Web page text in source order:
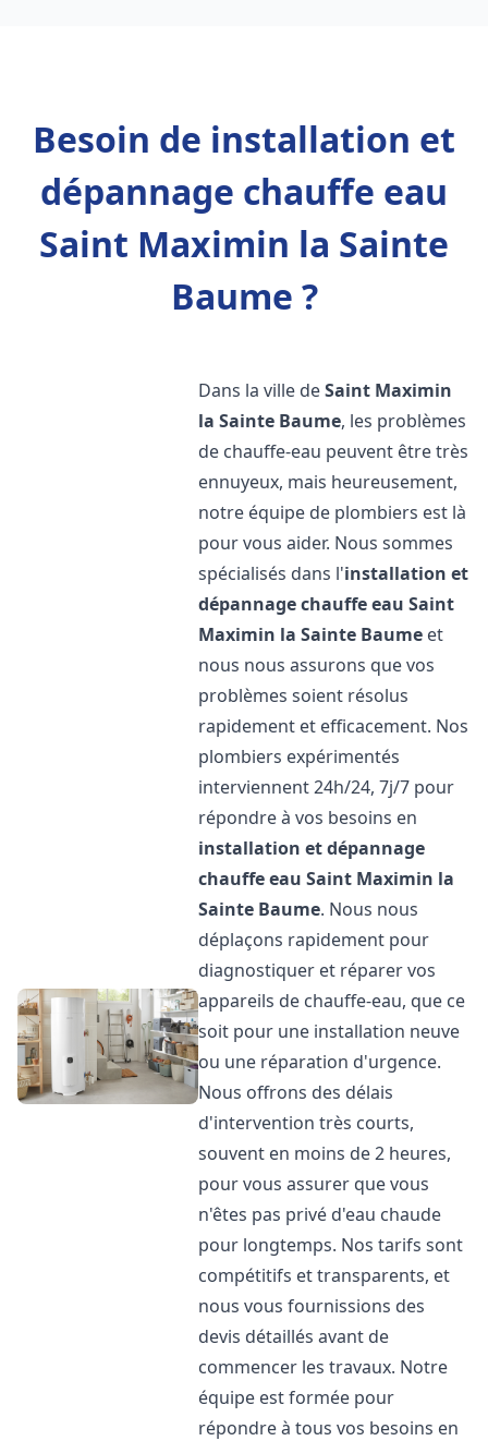
Besoin de installation et
dépannage chauffe eau
Saint Maximin la Sainte
Baume ?
Dans la ville deSaint Maximin
la Sainte Baume, les problèmes
de chauffe-eau peuvent être très
ennuyeux, mais heureusement,
notre équipe de plombiers est là
pour vous aider. Nous sommes
spécialisés dans l'installation et
dépannage chauffe eau Saint
Maximin la Sainte Baume et
nous nous assurons que vos
problèmes soient résolus
rapidement et efficacement. Nos
plombiers expérimentés
interviennent 24h/24, 7j/7 pour
répondre à vos besoins en
installation et dépannage
chauffe eau Saint Maximin la
Sainte Baume. Nous nous
déplaçons rapidement pour
diagnostiquer et réparer vos
appareils de chauffe-eau, que ce
soit pour une installation neuve
ou une réparation d'urgence.
Nous offrons des délais
d'intervention très courts,
souvent en moins de 2 heures,
pour vous assurer que vous
n'êtes pas privé d'eau chaude
pour longtemps. Nos tarifs sont
compétitifs et transparents, et
nous vous fournissions des
devis détaillés avant de
commencer les travaux. Notre
équipe est formée pour
répondre à tous vos besoins en